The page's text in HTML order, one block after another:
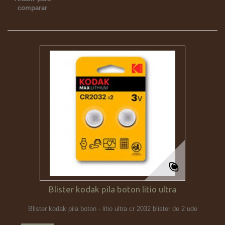
comparar
Blister kodak pila boton litio ultra
Blister kodak pila boton - litio ultra cr 2032 blister de 2 ude